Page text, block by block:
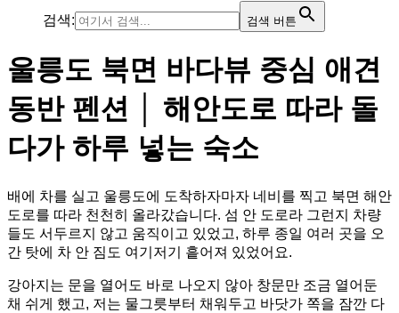
검색: 검색 버튼
울릉도 북면 바다뷰 중심 애견
동반 펜션 │ 해안도로 따라 돌
다가 하루 넣는 숙소
배에 차를 실고 울릉도에 도착하자마자 네비를 찍고 북면 해안
도로를 따라 천천히 올라갔습니다. 섬 안 도로라 그런지 차량
들도 서두르지 않고 움직이고 있었고, 하루 종일 여러 곳을 오
간 탓에 차 안 짐도 여기저기 흩어져 있었어요.
강아지는 문을 열어도 바로 나오지 않아 창문만 조금 열어둔
채 쉬게 했고, 저는 물그릇부터 채워두고 바닷가 쪽을 잠깐 다